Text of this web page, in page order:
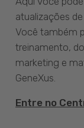
atualizações
Você também
treinamento,
marketing e
GeneXus.
Entre no